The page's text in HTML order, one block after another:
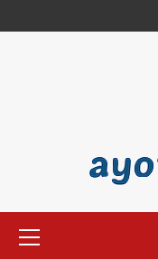
to
Menu